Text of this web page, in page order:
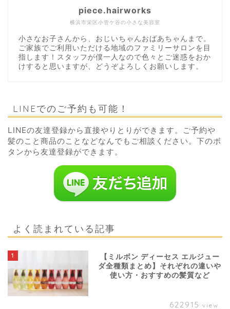
横浜市栄区小管ケ谷の小さな美容室
piece.hairworks
小さなお子さんから、おじいちゃんおばあちゃんまで。
ご家族でご利用いただける地域のファミリーサロンを目
指します！スタッフが僕一人なので色々とご迷惑をおか
けすると思いますが、どうぞよろしくお願いします。
LINEでのご予約も可能！
LINEの友達登録から直接やりとりができます。ご予約や
髪のこと商品のことなどなんでもご相談ください。下のボ
タンから友達登録ができます。
よく読まれている記事
1
【ミルボン ディーセス エルジュー
ダ全種類まとめ】それぞれの違いや
使い方・おすすめの髪質など
622915 view